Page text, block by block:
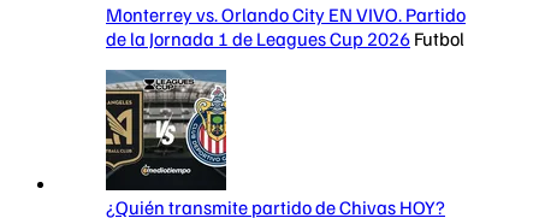
Monterrey vs. Orlando City EN VIVO. Partido
de la Jornada 1 de Leagues Cup 2026 Futbol
¿Quién transmite partido de Chivas HOY?